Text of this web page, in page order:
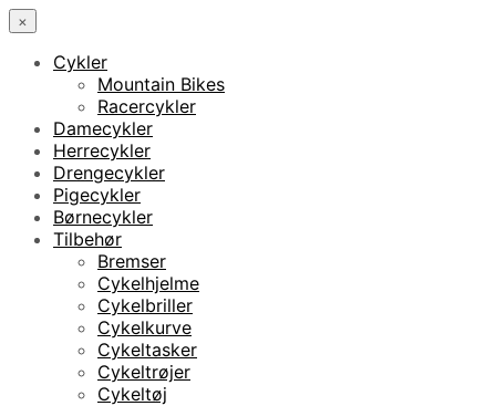
×
Cykler
Mountain Bikes
Racercykler
Damecykler
Herrecykler
Drengecykler
Pigecykler
Børnecykler
Tilbehør
Bremser
Cykelhjelme
Cykelbriller
Cykelkurve
Cykeltasker
Cykeltrøjer
Cykeltøj